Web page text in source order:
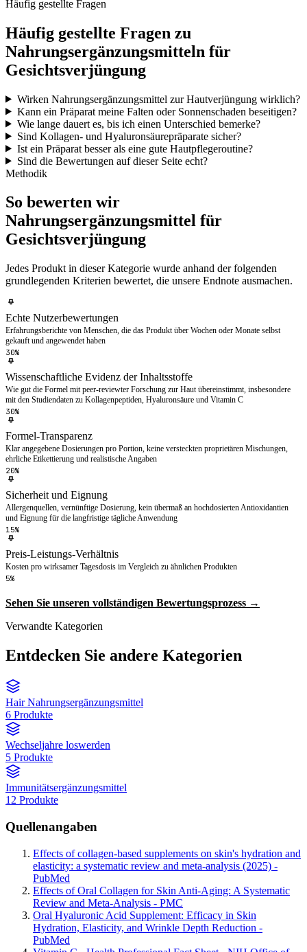
Häufig gestellte Fragen
Häufig gestellte Fragen zu
Nahrungsergänzungsmitteln für
Gesichtsverjüngung
Wirken Nahrungsergänzungsmittel zur Hautverjüngung wirklich?
Kann ein Präparat meine Falten oder Sonnenschaden beseitigen?
Wie lange dauert es, bis ich einen Unterschied bemerke?
Sind Kollagen- und Hyaluronsäurepräparate sicher?
Ist ein Präparat besser als eine gute Hautpflegeroutine?
Sind die Bewertungen auf dieser Seite echt?
Methodik
So bewerten wir
Nahrungsergänzungsmittel für
Gesichtsverjüngung
Jedes Produkt in dieser Kategorie wurde anhand der folgenden
grundlegenden Kriterien bewertet, die unsere Endnote ausmachen.
Echte Nutzerbewertungen
Erfahrungsberichte von Menschen, die das Produkt über Wochen oder Monate selbst
gekauft und angewendet haben
30%
Wissenschaftliche Evidenz der Inhaltsstoffe
Wie gut die Formel mit peer-reviewter Forschung zur Haut übereinstimmt, insbesondere
mit den Studiendaten zu Kollagenpeptiden, Hyaluronsäure und Vitamin C
30%
Formel-Transparenz
Klar angegebene Dosierungen pro Portion, keine versteckten proprietären Mischungen,
ehrliche Etikettierung und realistische Angaben
20%
Sicherheit und Eignung
Allergenquellen, vernünftige Dosierung, kein übermaß an hochdosierten Antioxidantien
und Eignung für die langfristige tägliche Anwendung
15%
Preis-Leistungs-Verhältnis
Kosten pro wirksamer Tagesdosis im Vergleich zu ähnlichen Produkten
5%
Sehen Sie unseren vollständigen Bewertungsprozess →
Verwandte Kategorien
Entdecken Sie andere Kategorien
Hair Nahrungsergänzungsmittel
6 Produkte
Wechseljahre loswerden
5 Produkte
Immunitätsergänzungsmittel
12 Produkte
Quellenangaben
Effects of collagen-based supplements on skin's hydration and
elasticity: a systematic review and meta-analysis (2025) -
PubMed
Effects of Oral Collagen for Skin Anti-Aging: A Systematic
Review and Meta-Analysis - PMC
Oral Hyaluronic Acid Supplement: Efficacy in Skin
Hydration, Elasticity, and Wrinkle Depth Reduction -
PubMed